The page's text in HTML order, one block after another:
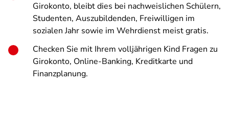
Girokonto, bleibt dies bei nachweislichen Schülern,
Studenten, Auszubildenden, Freiwilligen im
sozialen Jahr sowie im Wehrdienst meist gratis.
Checken Sie mit Ihrem volljährigen Kind Fragen zu
Girokonto, Online-Banking, Kreditkarte und
Finanzplanung.